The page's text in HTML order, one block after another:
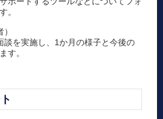
。
談を実施し、1か月の様子と今後の
す。